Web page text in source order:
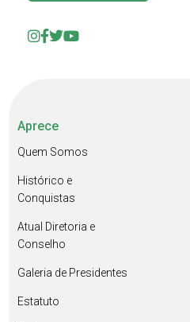
Aprece
Quem Somos
Histórico e
Conquistas
Atual Diretoria e
Conselho
Galeria de Presidentes
Estatuto